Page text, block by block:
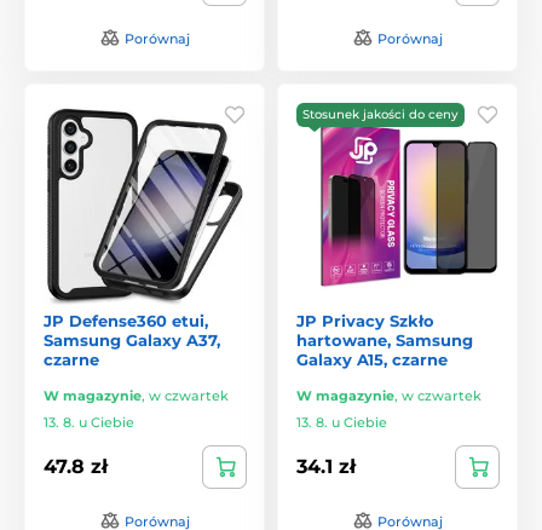
Porównaj Porównaj
JP Defense360 etui,
Samsung Galaxy A37,
czarne
W magazynie, w czwartek
13. 8. u Ciebie
47.8 zł
Porównaj
Stosunek jakości do ceny
JP Privacy Szkło
hartowane, Samsung
Galaxy A15, czarne
W magazynie, w czwartek
13. 8. u Ciebie
34.1 zł
Porównaj